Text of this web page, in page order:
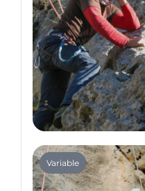
Climbing
Climbing for Kids
Variable